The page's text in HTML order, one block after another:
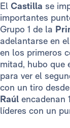
El Castilla se
importantes
Grupo 1 de la
adelantarse en
en los primeros
mitad, hubo que
para ver el
con un tiro
Raúl encadenan
líderes con un